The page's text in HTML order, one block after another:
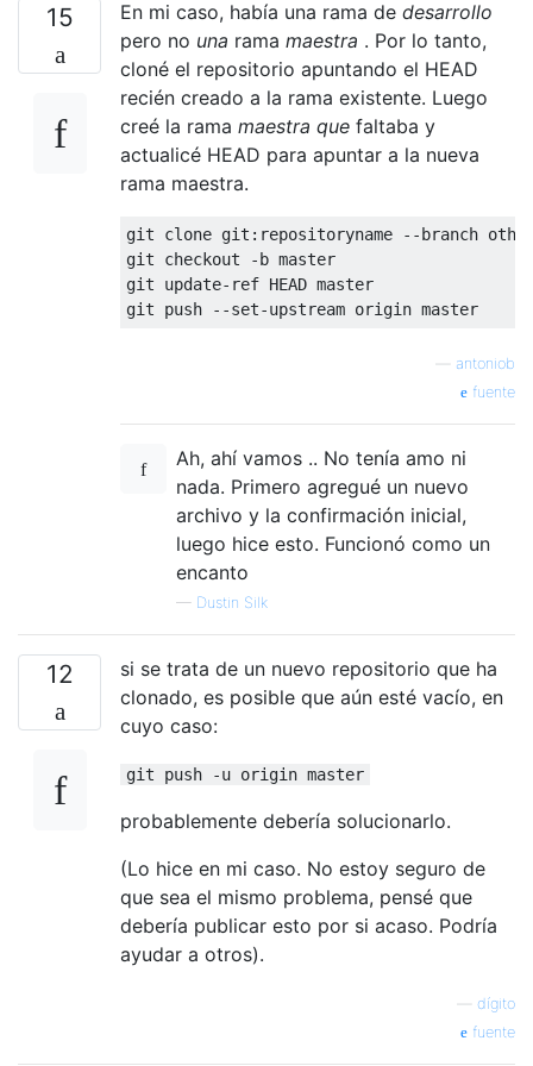
15 En mi caso, había una rama de desarrollo
pero no una rama maestra . Por lo tanto,
cloné el repositorio apuntando el HEAD
recién creado a la rama existente. Luego
creé la rama maestra que faltaba y
actualicé HEAD para apuntar a la nueva
rama maestra.
git clone git:repositoryname --branch
git checkout -b master
git update-ref HEAD master
antoniob
fuente
Ah, ahí vamos .. No tenía amo ni
nada. Primero agregué un nuevo
archivo y la confirmación inicial,
luego hice esto. Funcionó como un
encanto
— Dustin Silk
12
si se trata de un nuevo repositorio que ha
clonado, es posible que aún esté vacío, en
cuyo caso:
git push -u origin master
probablemente debería solucionarlo.
(Lo hice en mi caso. No estoy seguro de
que sea el mismo problema, pensé que
debería publicar esto por si acaso. Podría
ayudar a otros).
dígito
fuente